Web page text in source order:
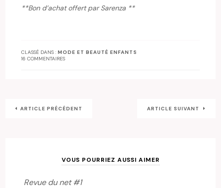
**Bon d’achat offert par Sarenza **
CLASSÉ DANS :MODE ET BEAUTÉ ENFANTS
16 COMMENTAIRES
ARTICLE PRÉCÉDENT ARTICLE SUIVANT
VOUS POURRIEZ AUSSI AIMER
Revue du net #1